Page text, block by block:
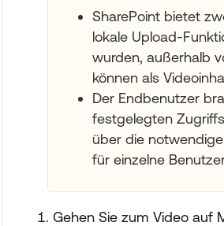
SharePoint bietet
lokale Upload-
wurden, außerhalb
können als
Der Endbenutzer
festgelegten
über die
für einzelne
Gehen Sie zum Video auf